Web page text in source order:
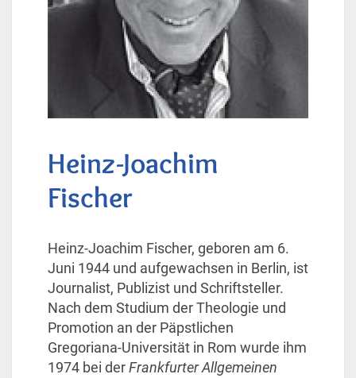
Heinz-Joachim
Fischer
Heinz-Joachim Fischer, geboren am 6.
Juni 1944 und aufgewachsen in Berlin, ist
Journalist, Publizist und Schriftsteller.
Nach dem Studium der Theologie und
Promotion an der Päpstlichen
Gregoriana-Universität in Rom wurde ihm
1974 bei derFrankfurter Allgemeinen